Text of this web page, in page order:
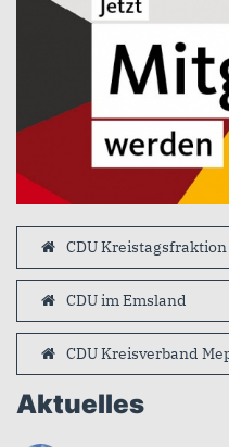
CDU Kreistagsfraktion
CDU im Emsland
CDU Kreisverband
Aktuelles